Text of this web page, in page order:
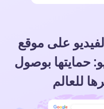
على موقع
حمايتها بوصول
للعالم